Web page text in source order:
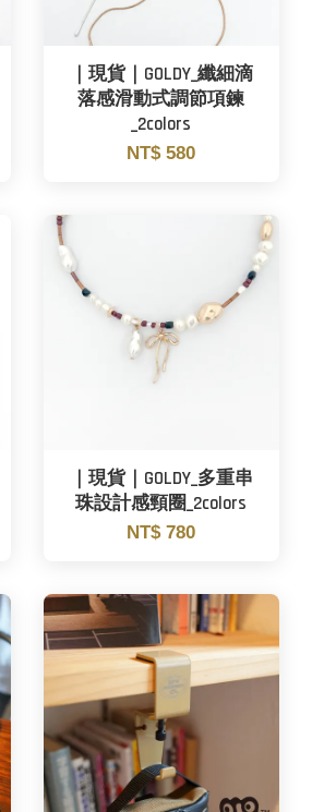
｜現貨｜GOLDY_纖細滴
落感滑動式調節項鍊
_2colors
NT$ 580
｜現貨｜GOLDY_多重串
珠設計感頸圈_2colors
NT$ 780